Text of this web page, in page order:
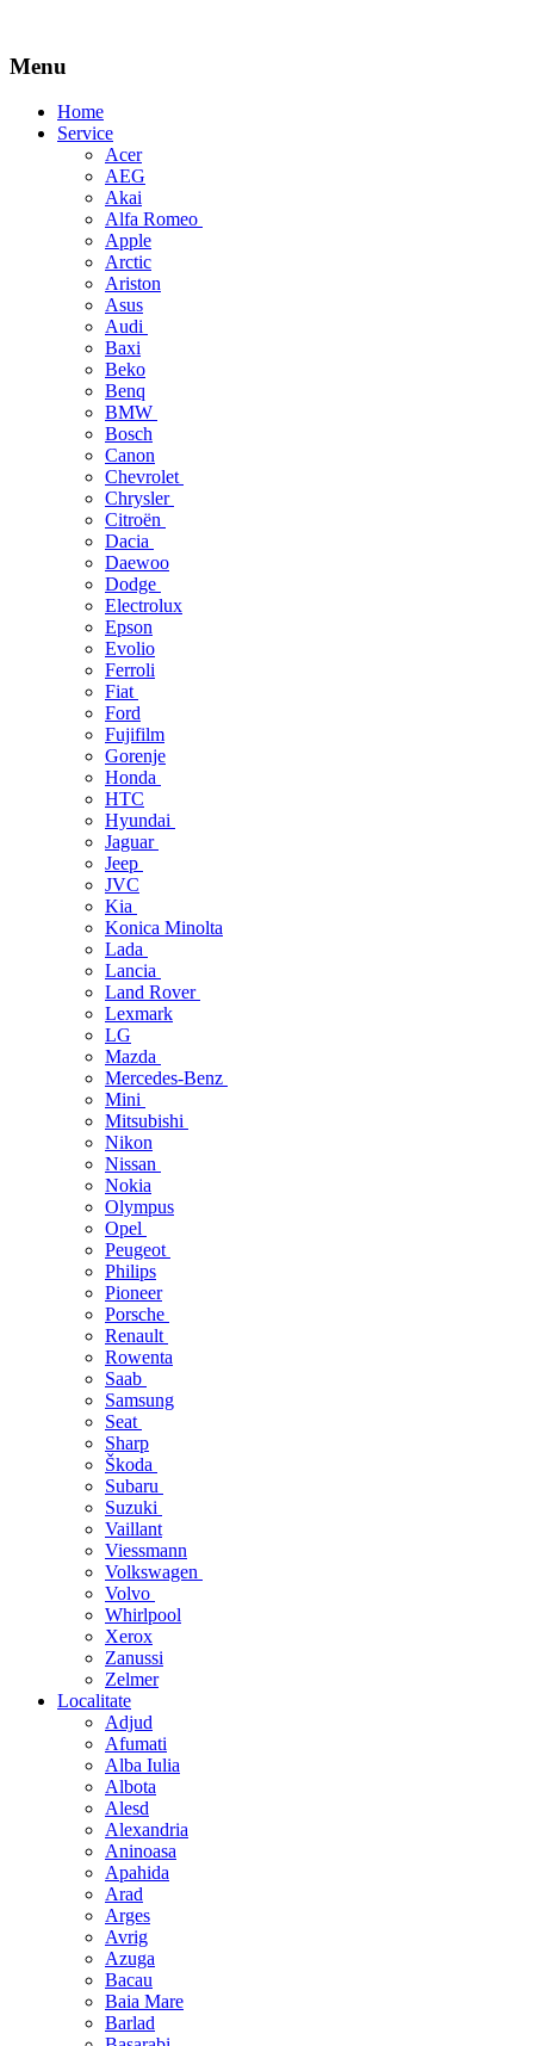
Menu
Skip
Home
Service
Acer
AEG
Akai
Alfa Romeo
Apple
Arctic
Ariston
Asus
Audi
Baxi
Beko
Benq
BMW
Bosch
Canon
Chevrolet
Chrysler
Citroën
Dacia
Daewoo
Dodge
Electrolux
Epson
Evolio
Ferroli
Fiat
Ford
Fujifilm
Gorenje
Honda
HTC
Hyundai
Jaguar
Jeep
JVC
Kia
Konica Minolta
Lada
Lancia
Land Rover
Lexmark
LG
Mazda
Mercedes-Benz
Mini
Mitsubishi
Nikon
Nissan
Nokia
Olympus
Opel
Peugeot
Philips
Pioneer
Porsche
Renault
Rowenta
Saab
Samsung
Seat
Sharp
Škoda
Subaru
Suzuki
Vaillant
Viessmann
Volkswagen
Volvo
Whirlpool
Xerox
Zanussi
Zelmer
Localitate
Adjud
Afumati
Alba Iulia
Albota
Alesd
Alexandria
Aninoasa
Apahida
Arad
Arges
Avrig
Azuga
Bacau
Baia Mare
Barlad